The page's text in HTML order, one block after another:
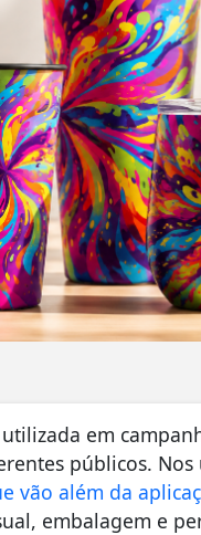
em
públicos. Nos
vão além da
embalagem e